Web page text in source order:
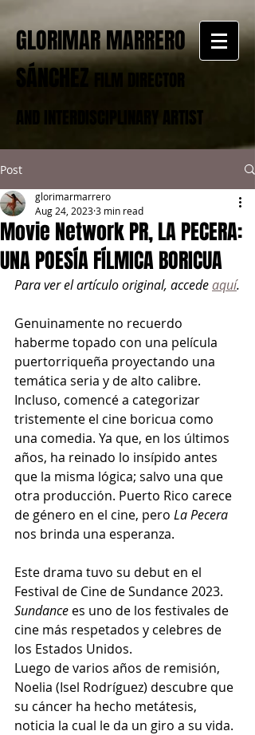
GLORIMAR MARRERO
SÁNCHEZ FILM DIRECTOR
AND INTERDISCIPLINARY ARTIST
Post
Movie Network PR, LA PECERA:
UNA POESÍA FÍLMICA BORICUA
glorimarmarrero
Aug 24, 20233 min read
Para ver el artículo original, accede aquí.
Genuinamente no recuerdo
haberme topado con una película
puertorriqueña proyectando una
temática seria y de alto calibre.
Incluso, comencé a categorizar
tristemente el cine boricua como
una comedia. Ya que, en los últimos
años, ha reinado lo insípido antes
que la misma lógica; salvo una que
otra producción. Puerto Rico carece
de género en el cine, pero La Pecera
nos brinda una esperanza.
Este drama tuvo su debut en el
Festival de Cine de Sundance 2023.
Sundance es uno de los festivales de
cine más respetados y celebres de
los Estados Unidos.
Luego de varios años de remisión,
Noelia (Isel Rodríguez) descubre que
su cáncer ha hecho metátesis,
noticia la cual le da un giro a su vida.